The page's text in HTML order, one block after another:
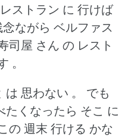
ストラン に 行けば
ながら ベルファス
司屋 さん の レスト
。
思わない 。
でも
たくなったら そこ に
の 週末 行ける かな